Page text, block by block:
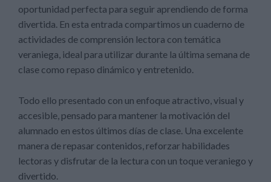
oportunidad perfecta para seguir aprendiendo de forma
divertida. En esta entrada compartimos un cuaderno de
actividades de comprensión lectora con temática
veraniega, ideal para utilizar durante la última semana de
clase como repaso dinámico y entretenido.
Todo ello presentado con un enfoque atractivo, visual y
accesible, pensado para mantener la motivación del
alumnado en estos últimos días de clase. Una excelente
manera de repasar contenidos, reforzar habilidades
lectoras y disfrutar de la lectura con un toque veraniego y
divertido.